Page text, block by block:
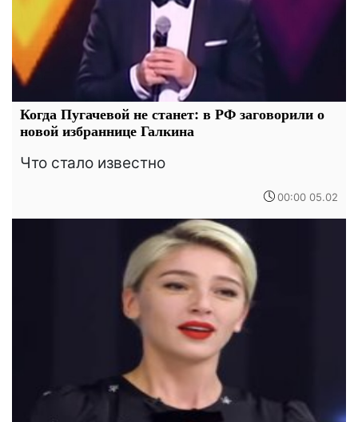
Когда Пугачевой не станет: в РФ заговорили о
новой избраннице Галкина
Что стало известно
00:00 05.02